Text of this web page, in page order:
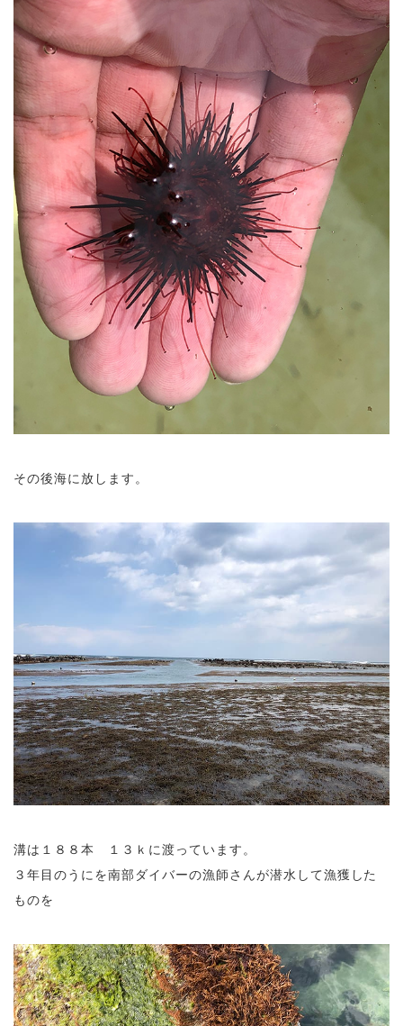
その後海に放します。
溝は１８８本 １３ｋに渡っています。
３年目のうにを南部ダイバーの漁師さんが潜水して漁獲した
ものを